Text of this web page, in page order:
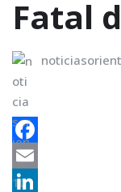
Fatal
F
a
E